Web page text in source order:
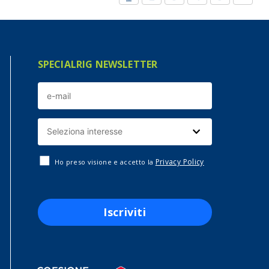
SPECIALRIG NEWSLETTER
Ho preso visione e accetto la Privacy Policy
Iscriviti